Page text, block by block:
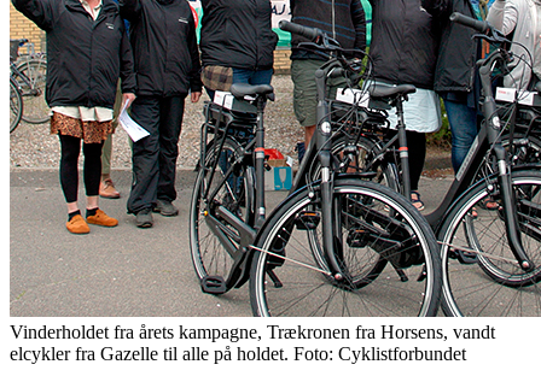
Vinderholdet fra årets kampagne, Trækronen fra Horsens, vandt
elcykler fra Gazelle til alle på holdet. Foto: Cyklistforbundet